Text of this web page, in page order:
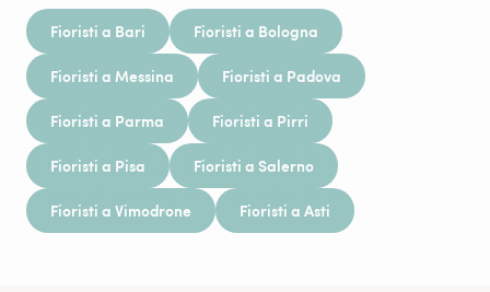
Fioristi a Bari Fioristi a Bologna
Fioristi a Messina Fioristi a Padova
Fioristi a Parma Fioristi a Pirri
Fioristi a Pisa Fioristi a Salerno
Fioristi a Vimodrone Fioristi a Asti